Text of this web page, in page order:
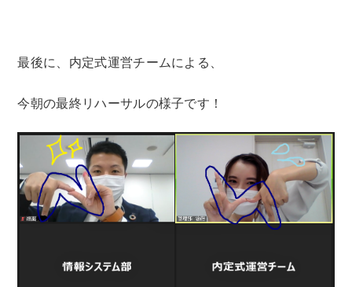
最後に、内定式運営チームによる、
今朝の最終リハーサルの様子です！